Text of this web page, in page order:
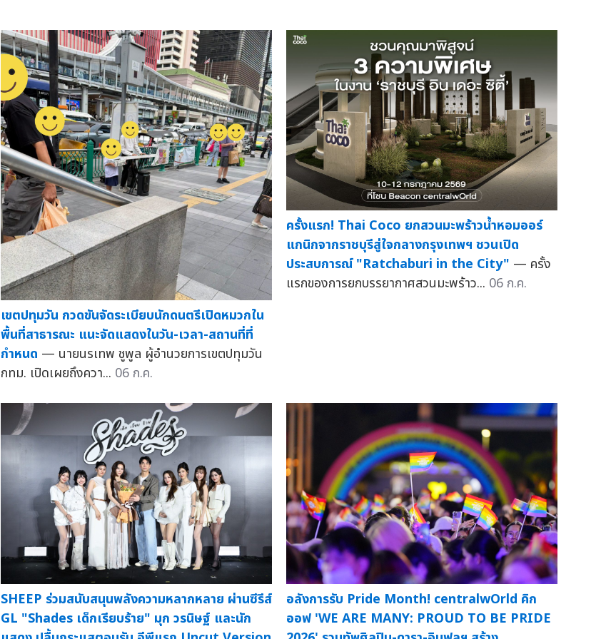
เขตปทุมวัน กวดขันจัดระเบียบนักดนตรีเปิดหมวกใน
พื้นที่สาธารณะ แนะจัดแสดงในวัน-เวลา-สถานที่ที่
กำหนด — นายนรเทพ ชูพูล ผู้อำนวยการเขตปทุมวัน
กทม. เปิดเผยถึงควา... 06 ก.ค.
ครั้งแรก! Thai Coco ยกสวนมะพร้าวน้ำหอมออร์
แกนิกจากราชบุรีสู่ใจกลางกรุงเทพฯ ชวนเปิด
ประสบการณ์ "Ratchaburi in the City" — ครั้ง
แรกของการยกบรรยากาศสวนมะพร้าว... 06 ก.ค.
SHEEP ร่วมสนับสนุนพลังความหลากหลาย ผ่านซีรีส์
GL "Shades เด็กเรียบร้าย" มุก วรนิษฐ์ และนัก
อลังการรับ Pride Month! centralwOrld คิก
ออฟ 'WE ARE MANY: PROUD TO BE PRIDE